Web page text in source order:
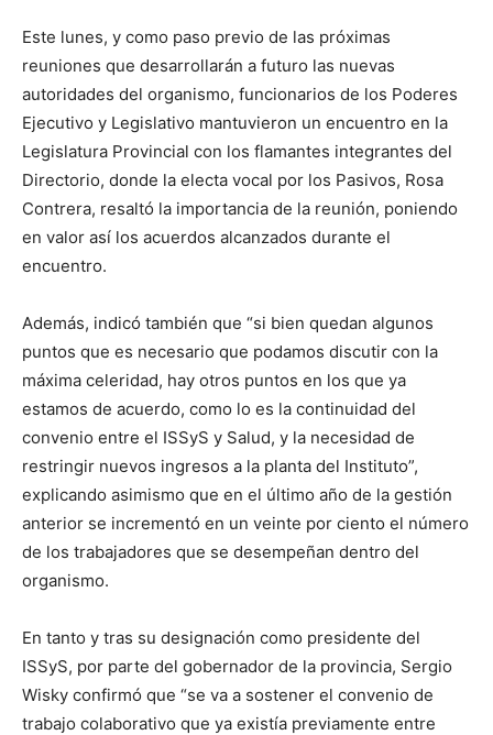
Este lunes, y como paso previo de las próximas
reuniones que desarrollarán a futuro las nuevas
autoridades del organismo, funcionarios de los Poderes
Ejecutivo y Legislativo mantuvieron un encuentro en la
Legislatura Provincial con los flamantes integrantes del
Directorio, donde la electa vocal por los Pasivos, Rosa
Contrera, resaltó la importancia de la reunión, poniendo
en valor así los acuerdos alcanzados durante el
encuentro.
Además, indicó también que “si bien quedan algunos
puntos que es necesario que podamos discutir con la
máxima celeridad, hay otros puntos en los que ya
estamos de acuerdo, como lo es la continuidad del
convenio entre el ISSyS y Salud, y la necesidad de
restringir nuevos ingresos a la planta del Instituto”,
explicando asimismo que en el último año de la gestión
anterior se incrementó en un veinte por ciento el número
de los trabajadores que se desempeñan dentro del
organismo.
En tanto y tras su designación como presidente del
ISSyS, por parte del gobernador de la provincia, Sergio
Wisky confirmó que “se va a sostener el convenio de
trabajo colaborativo que ya existía previamente entre